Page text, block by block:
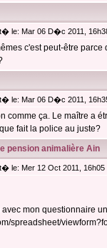
le: Mar 06 D�c 2011,
c'est peut-être
le: Mar 06 D�c 2011,
comme ça. Le maître a
fait la police au juste?
pension animalière Ain
le: Mer 12 Oct 2011,
mon questionnaire
spreadsheet/